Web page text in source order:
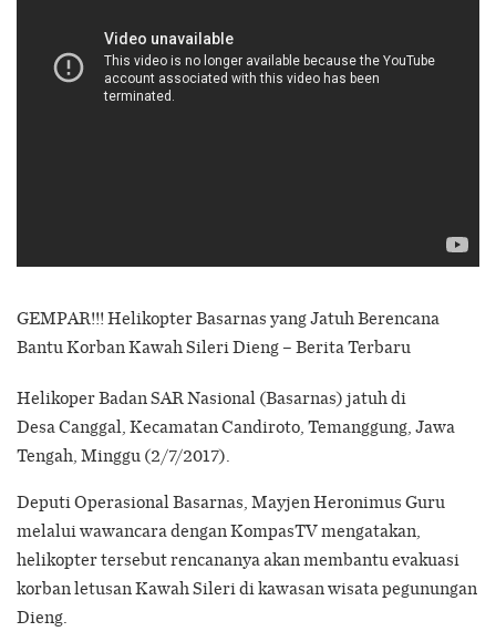
GEMPAR!!! Helikopter Basarnas yang Jatuh Berencana
Bantu Korban Kawah Sileri Dieng – Berita Terbaru
Helikoper Badan SAR Nasional (Basarnas) jatuh di
Desa Canggal, Kecamatan Candiroto, Temanggung, Jawa
Tengah, Minggu (2/7/2017).
Deputi Operasional Basarnas, Mayjen Heronimus Guru
melalui wawancara dengan KompasTV mengatakan,
helikopter tersebut rencananya akan membantu evakuasi
korban letusan Kawah Sileri di kawasan wisata pegunungan
Dieng.